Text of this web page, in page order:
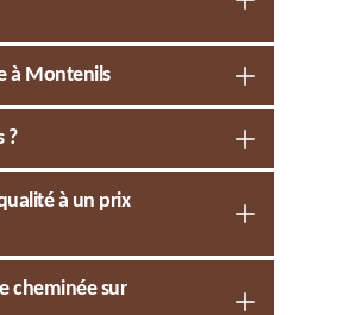
à Montenils
?
à un prix
cheminée sur